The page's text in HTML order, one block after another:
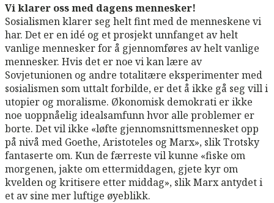
Vi klarer oss med dagens mennesker!
Sosialismen klarer seg helt fint med de menneskene vi
har. Det er en idé og et prosjekt unnfanget av helt
vanlige mennesker for å gjennomføres av helt vanlige
mennesker. Hvis det er noe vi kan lære av
Sovjetunionen og andre totalitære eksperimenter med
sosialismen som uttalt forbilde, er det å ikke gå seg vill i
utopier og moralisme. Økonomisk demokrati er ikke
noe uoppnåelig idealsamfunn hvor alle problemer er
borte. Det vil ikke «løfte gjennomsnittsmennesket opp
på nivå med Goethe, Aristoteles og Marx», slik Trotsky
fantaserte om. Kun de færreste vil kunne «fiske om
morgenen, jakte om ettermiddagen, gjete kyr om
kvelden og kritisere etter middag», slik Marx antydet i
et av sine mer luftige øyeblikk.